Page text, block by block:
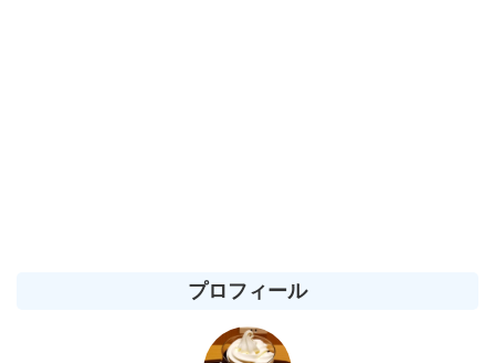
プロフィール